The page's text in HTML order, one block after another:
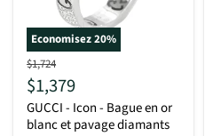
Economisez20%
D'origine
$1,724
Actuel
$1,379
GUCCI - Icon - Bague en or
blanc et pavage diamants